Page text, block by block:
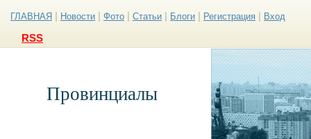
ГЛАВНАЯ Новости Фото Статьи Блоги Регистрация Вход
RSS
Провинциалы